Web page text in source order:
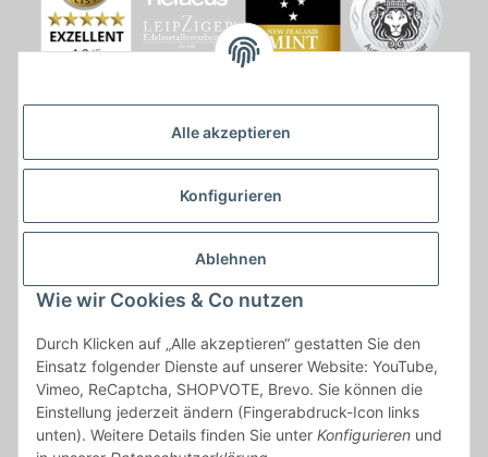
Alle akzeptieren
Konfigurieren
Ablehnen
Wie wir Cookies & Co nutzen
Durch Klicken auf „Alle akzeptieren“ gestatten Sie den
Einsatz folgender Dienste auf unserer Website: YouTube,
Vimeo, ReCaptcha, SHOPVOTE, Brevo. Sie können die
Einstellung jederzeit ändern (Fingerabdruck-Icon links
unten). Weitere Details finden Sie unter Konfigurieren und
* * Lieferzeiten gelten ab Zahlungseingang und innerhalb
Deutschland.Irrtümer vorbehalten. Angaben zur
Auflagenhöhe, Durchmesser, etc. werden nicht garantiert. Der
Kaufvertrag bleibt davon unbetroffen. Alle angegebenen Preise
sind incl. der gesetzlichen UST und, zzgl.Versand| Das Angebot